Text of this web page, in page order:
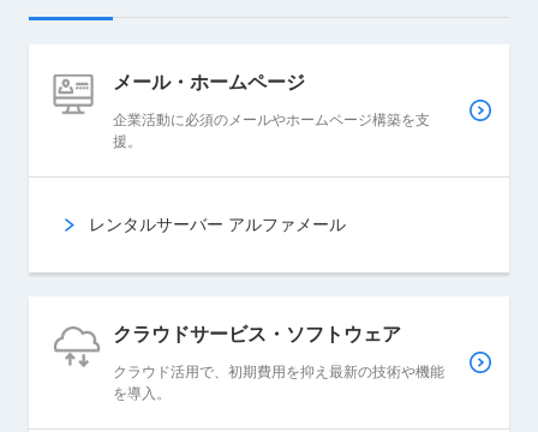
メール・ ホームページ
企業活動に必須のメールやホームページ構築を支
援。
レンタルサーバー アルファメール
クラウドサービス・ ソフトウェア
クラウド活用で、初期費用を抑え最新の技術や機能
を導入。